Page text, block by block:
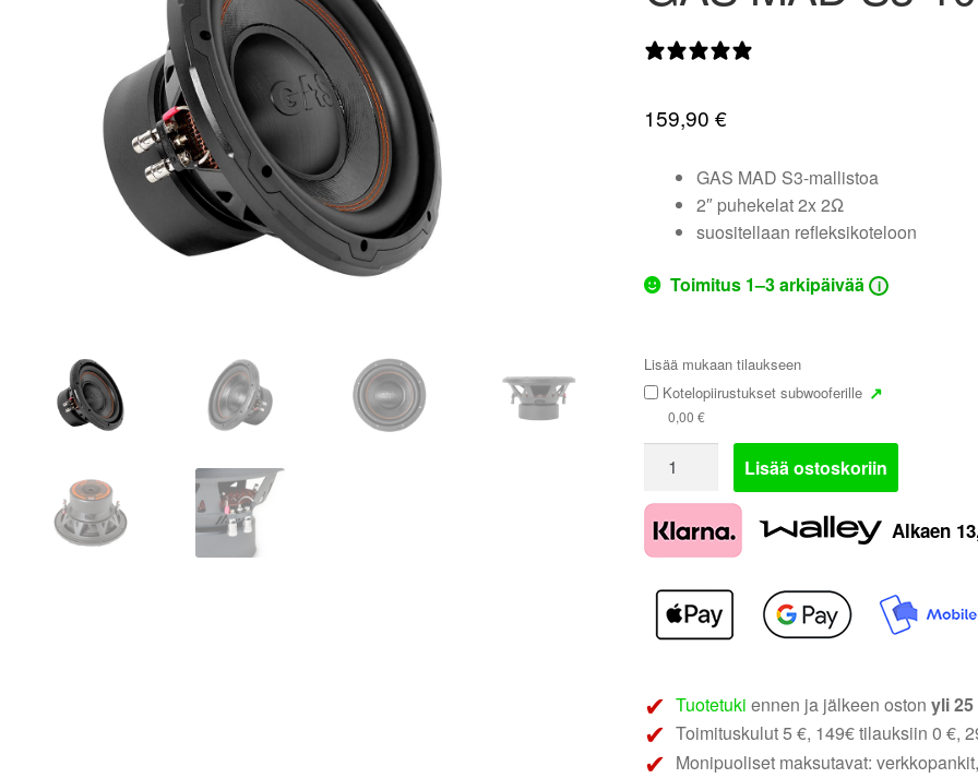
159,90 €
GAS MAD S3-mallistoa
2″ puhekelat 2x 2Ω
suositellaan refleksikoteloon
Toimitus 1–3 arkipäivää i
Lisää mukaan tilaukseen
Kotelopiirustukset subwooferille ↗
0,00 €
GAS
S3-
10D2
10"
subwoofer
määrä
Lisää ostoskoriin
Alkaen
Tuotetuki ennen ja jälkeen oston yli
Toimituskulut 5 €, 149€ tilauksiin 0 €,
Monipuoliset maksutavat: